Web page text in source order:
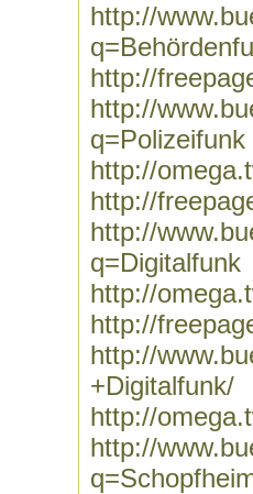
http://
http://
http://
q=Polizeifunk
http://
http://
http://
q=Digitalfunk
http://
http://
http://
+Digitalfunk/
http://
http://